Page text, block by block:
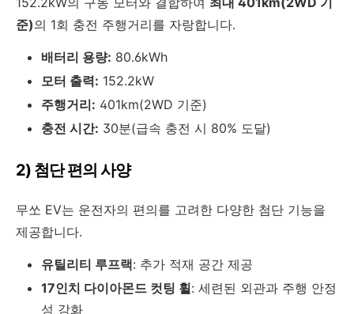
준)의 1회 충전 주행거리를 자랑합니다.
배터리 용량: 80.6kWh
모터 출력: 152.2kW
주행거리: 401km(2WD 기준)
충전 시간: 30분(급속 충전 시 80% 도달)
2) 첨단 편의 사양
무쏘 EV는 운전자의 편의를 고려한 다양한 첨단 기능을
제공합니다.
유틸리티 루프랙: 추가 적재 공간 제공
17인치 다이아몬드 컷팅 휠: 세련된 외관과 주행 안정
성 강화